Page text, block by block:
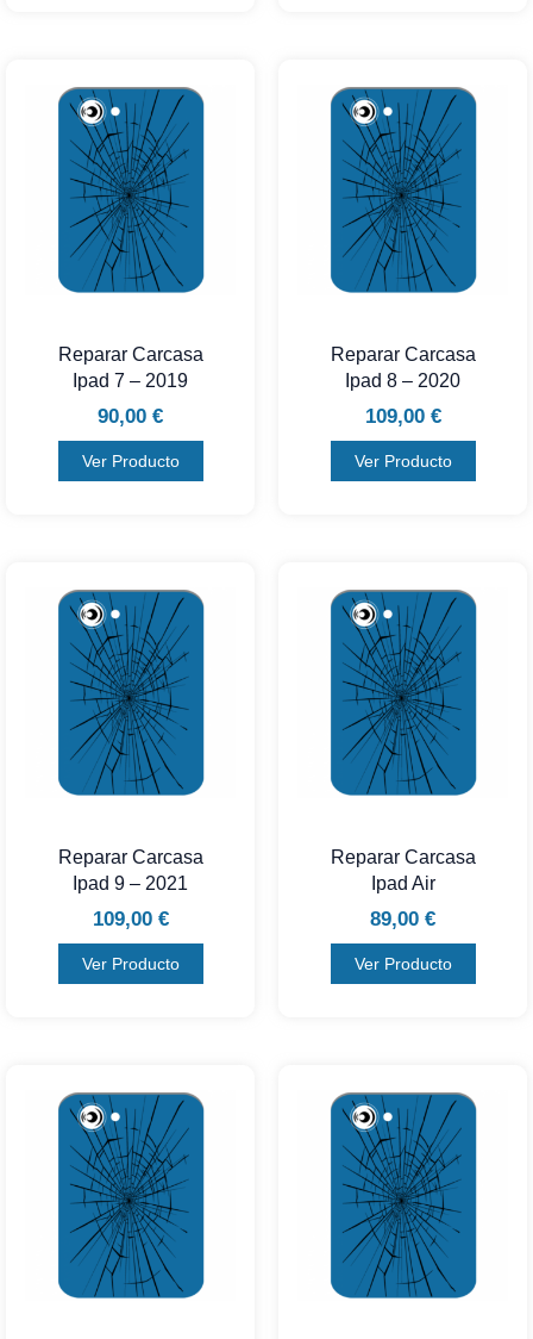
Reparar Carcasa
Ipad 7 – 2019
90,00 €
Ver Producto
Reparar Carcasa
Ipad 8 – 2020
109,00 €
Ver Producto
Reparar Carcasa
Ipad 9 – 2021
109,00 €
Ver Producto
Reparar Carcasa
Ipad Air
89,00 €
Ver Producto